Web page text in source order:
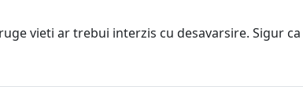
vieti ar trebui interzis cu desavarsire. Sigur